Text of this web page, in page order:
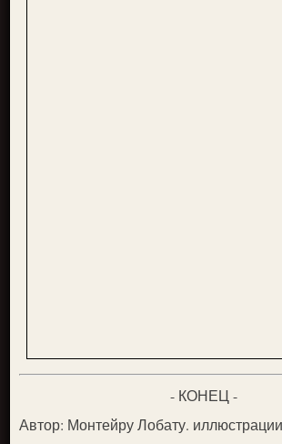
- КОНЕЦ -
Автор: Монтейру Лобату.